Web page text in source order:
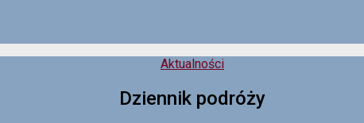
Kategorie
Aktualności
Dziennik podróży